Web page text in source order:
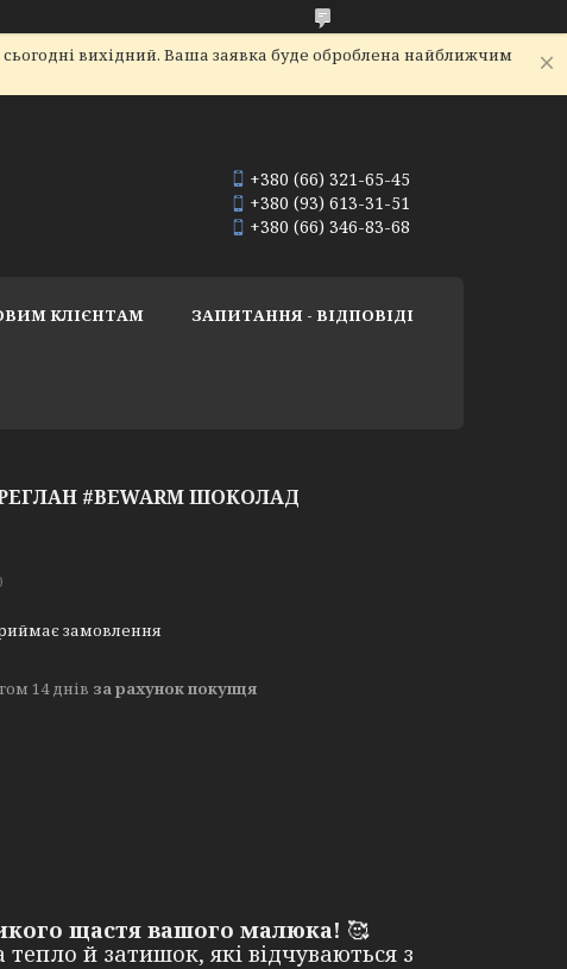
вихідний. Ваша заявка буде оброблена найближчим
+380 (66) 321-65-45
+380 (93) 613-31-51
+380 (66) 346-83-68
КЛІЄНТАМ ЗАПИТАННЯ - ВІДПОВІДІ
#BEWARM ШОКОЛАД
замовлення
14 днів за рахунок покупця
щастя вашого малюка! 🥰
й затишок, які відчуваються з